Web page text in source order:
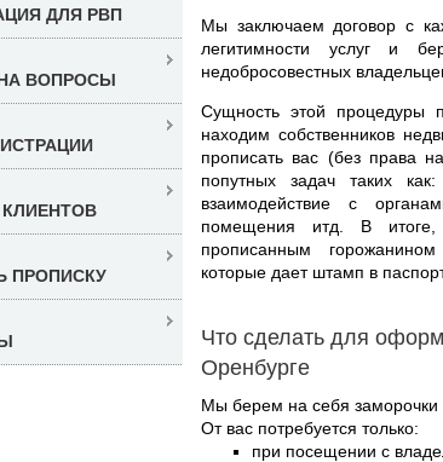
Мы заключаем договор с
легитимности услуг и
недобросовестных владельцев
Сущность этой процедуры
находим собственников
прописать вас (без права
попутных задач таких
взаимодействие с
помещения итд. В
прописанным
которые дает штамп в
Что сделать для
Оренбурге
Мы берем на себя заморочки
От вас потребуется только:
при посещении с
ДЛЯ РВП
ВОПРОСЫ
ПРОПИСКУ